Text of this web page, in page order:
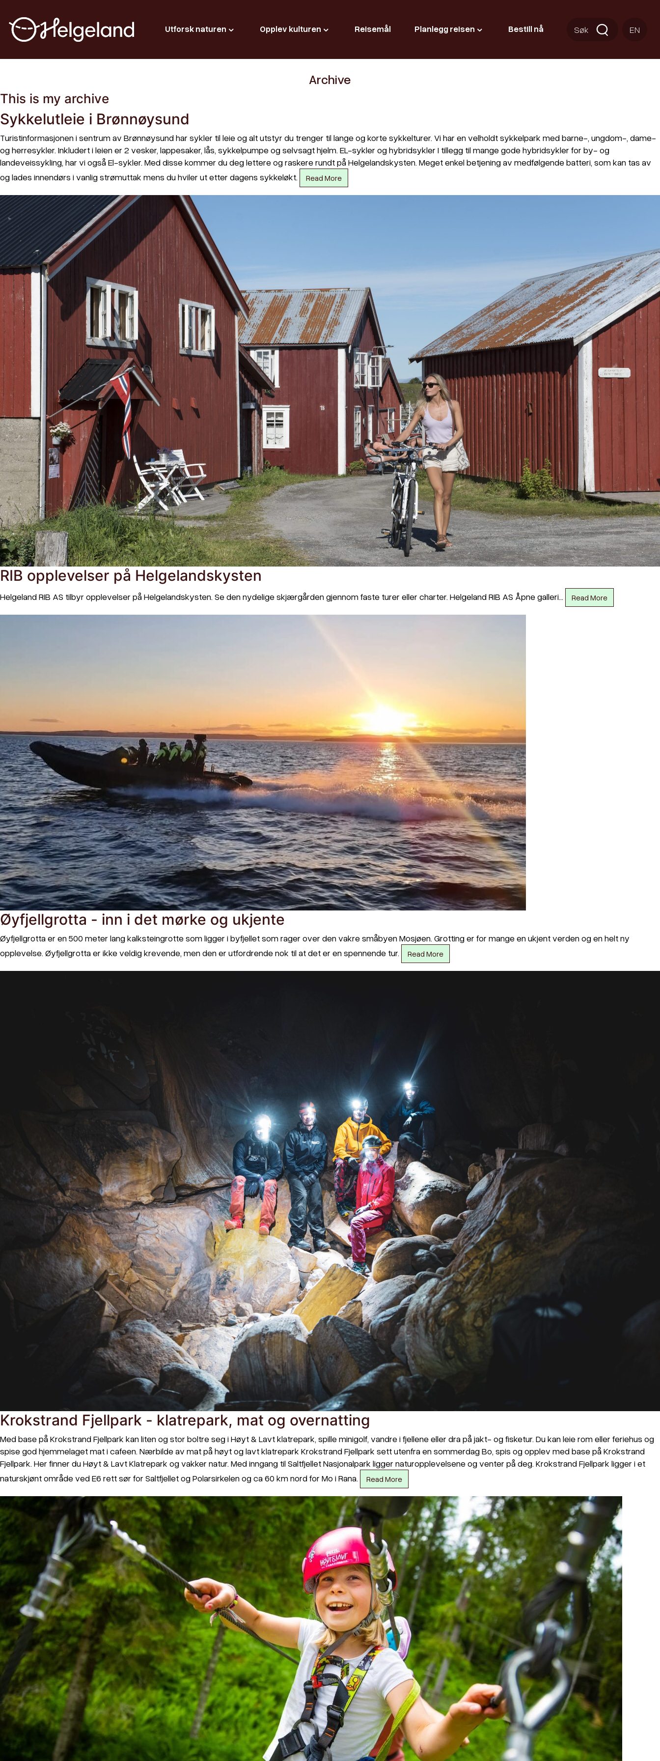
Utforsk naturen Opplev kulturen Reisemål Planlegg reisen Bestill nå Søk EN
Archive
This is my archive
Sykkelutleie i Brønnøysund
Turistinformasjonen i sentrum av Brønnøysund har sykler til leie og alt utstyr du trenger til lange og korte sykkelturer. Vi har en velholdt sykkelpark med barne-, ungdom-, dame-
og herresykler. Inkludert i leien er 2 vesker, lappesaker, lås, sykkelpumpe og selvsagt hjelm. EL-sykler og hybridsykler I tillegg til mange gode hybridsykler for by- og
landeveissykling, har vi også El-sykler. Med disse kommer du deg lettere og raskere rundt på Helgelandskysten. Meget enkel betjening av medfølgende batteri, som kan tas av
og lades innendørs i vanlig strømuttak mens du hviler ut etter dagens sykkeløkt.
Read More
RIB opplevelser på Helgelandskysten
Helgeland RIB AS tilbyr opplevelser på Helgelandskysten. Se den nydelige skjærgården gjennom faste turer eller charter. Helgeland RIB AS Åpne galleri… Read More
Øyfjellgrotta - inn i det mørke og ukjente
Øyfjellgrotta er en 500 meter lang kalksteingrotte som ligger i byfjellet som rager over den vakre småbyen Mosjøen. Grotting er for mange en ukjent verden og en helt ny
opplevelse. Øyfjellgrotta er ikke veldig krevende, men den er utfordrende nok til at det er en spennende tur.
Read More
Krokstrand Fjellpark - klatrepark, mat og overnatting
Med base på Krokstrand Fjellpark kan liten og stor boltre seg i Høyt & Lavt klatrepark, spille minigolf, vandre i fjellene eller dra på jakt- og fisketur. Du kan leie rom eller feriehus og
spise god hjemmelaget mat i cafeen. Nærbilde av mat på høyt og lavt klatrepark Krokstrand Fjellpark sett utenfra en sommerdag Bo, spis og opplev med base på Krokstrand
Fjellpark. Her finner du Høyt & Lavt Klatrepark og vakker natur. Med inngang til Saltfjellet Nasjonalpark ligger naturopplevelsene og venter på deg. Krokstrand Fjellpark ligger i et
naturskjønt område ved E6 rett sør for Saltfjellet og Polarsirkelen og ca 60 km nord for Mo i Rana.
Read More